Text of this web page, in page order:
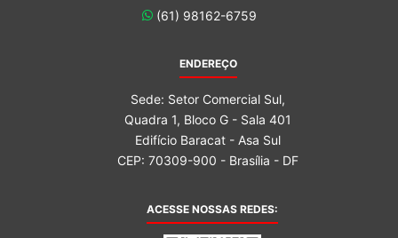
(61) 98162-6759
ENDEREÇO
Sede: Setor Comercial Sul,
Quadra 1, Bloco G - Sala 401
Edifício Baracat - Asa Sul
CEP: 70309-900 - Brasília - DF
ACESSE NOSSAS REDES: